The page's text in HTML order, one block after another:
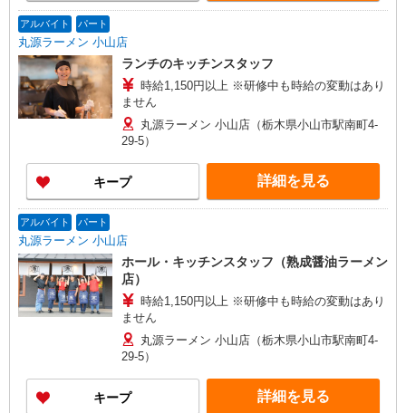
アルバイト パート
丸源ラーメン 小山店
ランチのキッチンスタッフ
時給1,150円以上 ※研修中も時給の変動はあり
ません
丸源ラーメン 小山店（栃木県小山市駅南町4-
29-5）
キープ 詳細を見る
アルバイト パート
丸源ラーメン 小山店
ホール・キッチンスタッフ（熟成醤油ラーメン
店）
時給1,150円以上 ※研修中も時給の変動はあり
ません
丸源ラーメン 小山店（栃木県小山市駅南町4-
29-5）
キープ 詳細を見る